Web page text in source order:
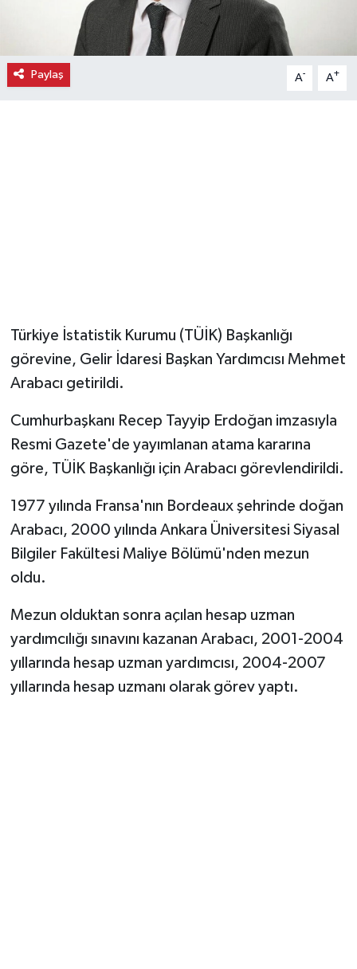
Paylaş A- A+
Türkiye İstatistik Kurumu (TÜİK) Başkanlığı
görevine, Gelir İdaresi Başkan Yardımcısı Mehmet
Arabacı getirildi.
Cumhurbaşkanı Recep Tayyip Erdoğan imzasıyla
Resmi Gazete'de yayımlanan atama kararına
göre, TÜİK Başkanlığı için Arabacı görevlendirildi.
1977 yılında Fransa'nın Bordeaux şehrinde doğan
Arabacı, 2000 yılında Ankara Üniversitesi Siyasal
Bilgiler Fakültesi Maliye Bölümü'nden mezun
oldu.
Mezun olduktan sonra açılan hesap uzman
yardımcılığı sınavını kazanan Arabacı, 2001-2004
yıllarında hesap uzman yardımcısı, 2004-2007
yıllarında hesap uzmanı olarak görev yaptı.
Gurme
Haber
Seri İlan
Siyaset
Sokak Hayvanlarını Sahiplendirme
Sonsöz Özel
Spor
Vasıta